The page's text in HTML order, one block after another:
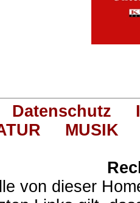
Datenschutz
MUSIK
von dieser